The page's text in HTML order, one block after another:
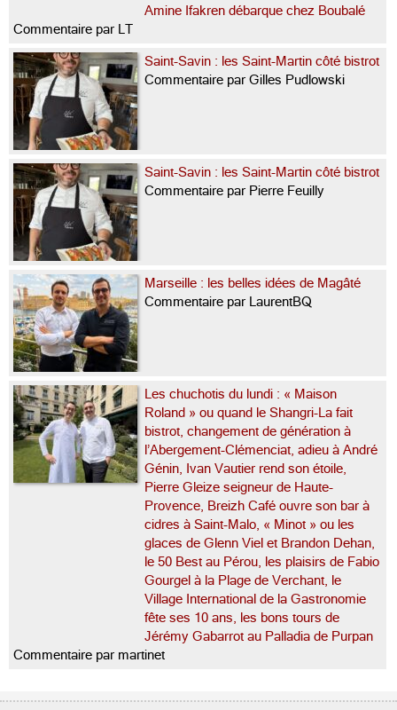
Amine Ifakren débarque chez Boubalé
Commentaire par LT
Saint-Savin : les Saint-Martin côté bistrot
Commentaire par Gilles Pudlowski
Saint-Savin : les Saint-Martin côté bistrot
Commentaire par Pierre Feuilly
Marseille : les belles idées de Magâté
Commentaire par LaurentBQ
Les chuchotis du lundi : « Maison
Roland » ou quand le Shangri-La fait
bistrot, changement de génération à
l’Abergement-Clémenciat, adieu à André
Génin, Ivan Vautier rend son étoile,
Pierre Gleize seigneur de Haute-
Provence, Breizh Café ouvre son bar à
cidres à Saint-Malo, « Minot » ou les
glaces de Glenn Viel et Brandon Dehan,
le 50 Best au Pérou, les plaisirs de Fabio
Gourgel à la Plage de Verchant, le
Village International de la Gastronomie
fête ses 10 ans, les bons tours de
Jérémy Gabarrot au Palladia de Purpan
Commentaire par martinet